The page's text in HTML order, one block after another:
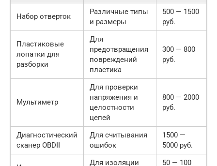
Набор отверток
Различные типы
и размеры
500 — 1500
руб.
Пластиковые
лопатки для
разборки
Для
предотвращения
повреждений
пластика
300 — 800
руб.
Мультиметр
Для проверки
напряжения и
целостности
цепей
800 — 2000
руб.
Диагностический
сканер OBDII
Для считывания
ошибок
1500 —
5000 руб.
Для изоляции
50 — 100